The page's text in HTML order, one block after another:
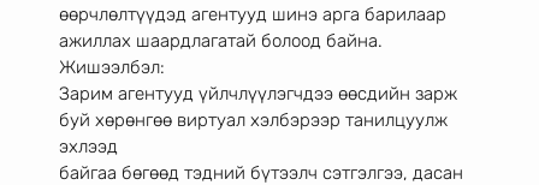
өөрчлөлтүүдэд агентууд шинэ арга барилаар
ажиллах шаардлагатай болоод байна.
Жишээлбэл:
Зарим агентууд үйлчлүүлэгчдээ өөсдийн зарж
буй хөрөнгөө виртуал хэлбэрээр танилцуулж
эхлээд
байгаа бөгөөд тэдний бүтээлч сэтгэлгээ, дасан